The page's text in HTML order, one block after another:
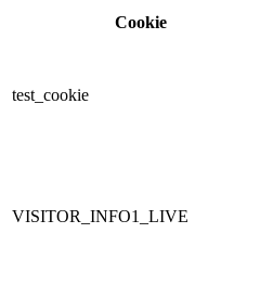
Cookie
test_cookie
VISITOR_INFO1_LIVE